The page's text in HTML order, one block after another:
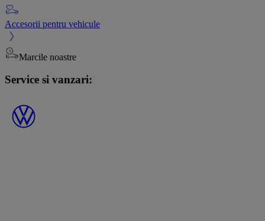
Accesorii pentru vehicule
Marcile noastre
Service si vanzari: